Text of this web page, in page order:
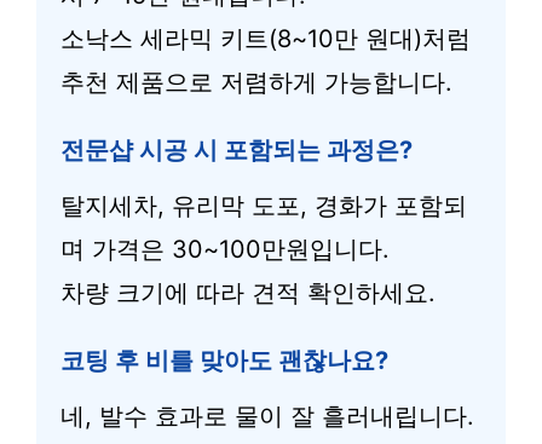
소낙스 세라믹 키트(8~10만 원대)처럼
추천 제품으로 저렴하게 가능합니다.
전문샵 시공 시 포함되는 과정은?
탈지세차, 유리막 도포, 경화가 포함되
며 가격은 30~100만원입니다.
차량 크기에 따라 견적 확인하세요.
코팅 후 비를 맞아도 괜찮나요?
네, 발수 효과로 물이 잘 흘러내립니다.